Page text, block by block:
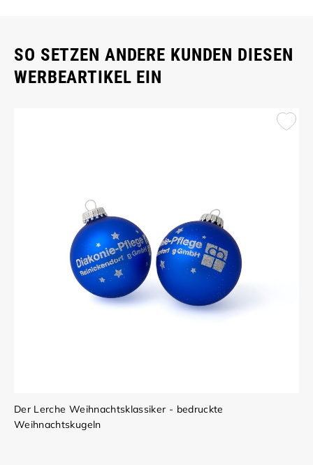
SO SETZEN ANDERE KUNDEN DIESEN
WERBEARTIKEL EIN
Der Lerche Weihnachtsklassiker - bedruckte
Weihnachtskugeln